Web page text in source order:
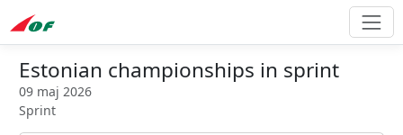
Estonian championships in sprint
09 maj 2026
Sprint